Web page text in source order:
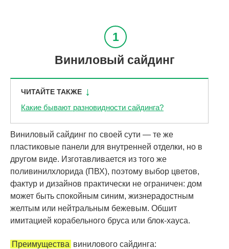
Виниловый сайдинг
ЧИТАЙТЕ ТАКЖЕ
Какие бывают разновидности сайдинга?
Виниловый сайдинг по своей сути — те же
пластиковые панели для внутренней отделки, но в
другом виде. Изготавливается из того же
поливинилхлорида (ПВХ), поэтому выбор цветов,
фактур и дизайнов практически не ограничен: дом
может быть спокойным синим, жизнерадостным
желтым или нейтральным бежевым. Обшит
имитацией корабельного бруса или блок-хауса.
Преимущества винилового сайдинга: